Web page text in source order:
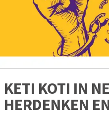
KETI KOTI IN
HERDENKEN